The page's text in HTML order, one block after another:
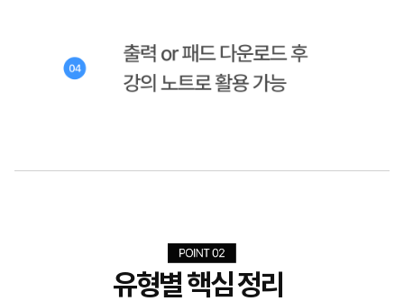
유형별 핵심 정리